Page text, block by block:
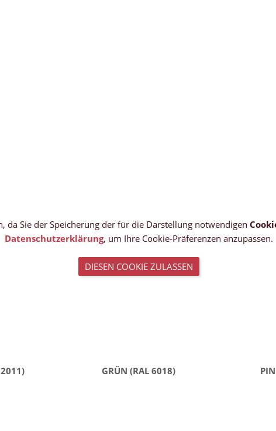
da Sie der Speicherung der für die Darstellung notwendigen
Datenschutzerklärung, um Ihre Cookie-Präferenzen anzupassen.
DIESEN COOKIE ZULASSEN
2011) GRÜN (RAL 6018)